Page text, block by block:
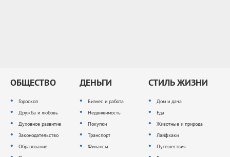
ОБЩЕСТВО
Гороскоп
Дружба и любовь
Духовное развитие
Законодательство
Образование
ДЕНЬГИ
Бизнес и работа
Недвижимость
Покупки
Транспорт
Финансы
СТИЛЬ ЖИЗНИ
Дом и дача
Еда
Животные и природа
Лайфхаки
Путешествия